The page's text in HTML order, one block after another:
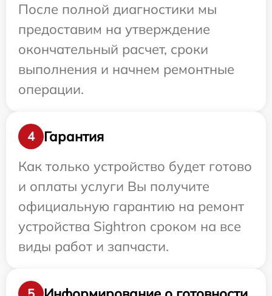
После полной диагностики мы
предоставим на утверждение
окончательный расчет, сроки
выполнения и начнем ремонтные
операции.
4
Гарантия
Как только устройство будет готово
и оплаты услуги Вы получите
официальную гарантию на ремонт
устройства Sightron сроком на все
виды работ и запчасти.